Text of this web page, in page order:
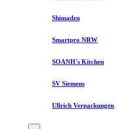
Shimadzu
Smartpro NRW
SOANH's Kitchen
SV Siemens
Ullrich Verpackungen